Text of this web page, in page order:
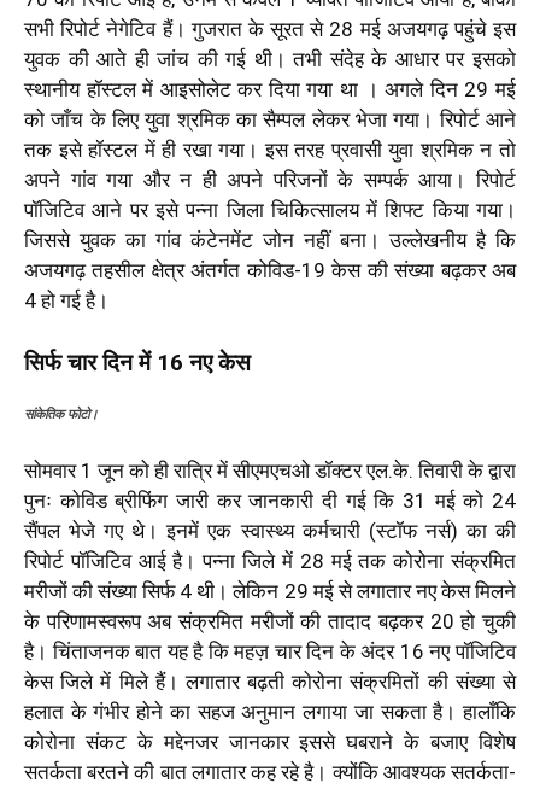
सभी रिपोर्ट नेगेटिव हैं। गुजरात के सूरत से 28 मई अजयगढ़ पहुंचे इस
युवक की आते ही जांच की गई थी। तभी संदेह के आधार पर इसको
स्थानीय हॉस्टल में आइसोलेट कर दिया गया था । अगले दिन 29 मई
को जाँच के लिए युवा श्रमिक का सैम्पल लेकर भेजा गया। रिपोर्ट आने
तक इसे हॉस्टल में ही रखा गया। इस तरह प्रवासी युवा श्रमिक न तो
अपने गांव गया और न ही अपने परिजनों के सम्पर्क आया। रिपोर्ट
पॉजिटिव आने पर इसे पन्ना जिला चिकित्सालय में शिफ्ट किया गया।
जिससे युवक का गांव कंटेनमेंट जोन नहीं बना। उल्लेखनीय है कि
अजयगढ़ तहसील क्षेत्र अंतर्गत कोविड-19 केस की संख्या बढ़कर अब
4 हो गई है।
सिर्फ चार दिन में 16 नए केस
सांकेतिक फोटो।
सोमवार 1 जून को ही रात्रि में सीएमएचओ डॉक्टर एल.के. तिवारी के द्वारा
पुनः कोविड ब्रीफिंग जारी कर जानकारी दी गई कि 31 मई को 24
सैंपल भेजे गए थे। इनमें एक स्वास्थ्य कर्मचारी (स्टॉफ नर्स) का की
रिपोर्ट पॉजिटिव आई है। पन्ना जिले में 28 मई तक कोरोना संक्रमित
मरीजों की संख्या सिर्फ 4 थी। लेकिन 29 मई से लगातार नए केस मिलने
के परिणामस्वरूप अब संक्रमित मरीजों की तादाद बढ़कर 20 हो चुकी
है। चिंताजनक बात यह है कि महज़ चार दिन के अंदर 16 नए पॉजिटिव
केस जिले में मिले हैं। लगातार बढ़ती कोरोना संक्रमितों की संख्या से
हलात के गंभीर होने का सहज अनुमान लगाया जा सकता है। हालाँकि
कोरोना संकट के मद्देनजर जानकार इससे घबराने के बजाए विशेष
सतर्कता बरतने की बात लगातार कह रहे है। क्योंकि आवश्यक सतर्कता-